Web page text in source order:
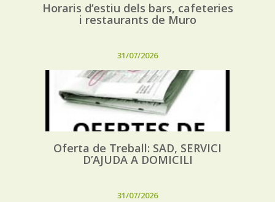
Horaris d’estiu dels bars, cafeteries
i restaurants de Muro
31/07/2026
Oferta de Treball: SAD, SERVICI
D’AJUDA A DOMICILI
31/07/2026